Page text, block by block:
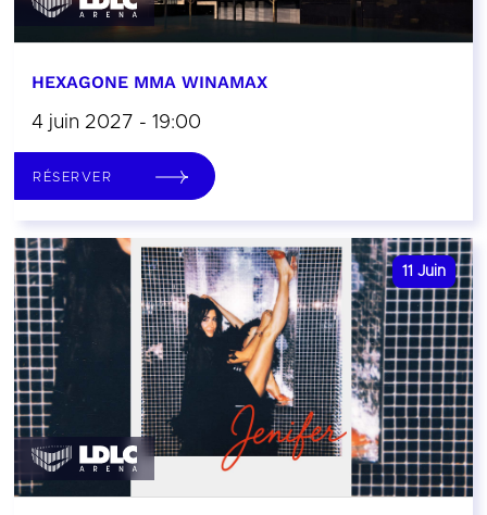
HEXAGONE MMA WINAMAX
4 juin 2027 - 19:00
RÉSERVER
11 Juin